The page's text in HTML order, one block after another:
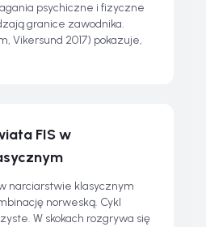
psychiczne i fizyczne
granice zawodnika.
Vikersund 2017) pokazuje,
FIS w
narciarstwie klasycznym
norweską. Cykl
W skokach rozgrywa się